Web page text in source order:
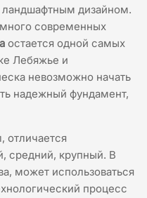
дизайном.
современных
остается одной самых
Лебяжье и
невозможно начать
надежный фундамент,
средний, крупный. В
может использоваться
процесс